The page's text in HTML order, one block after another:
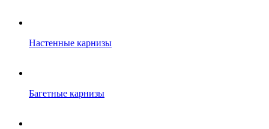
Настенные карнизы
Багетные карнизы